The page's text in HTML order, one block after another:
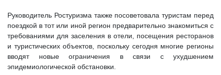
Руководитель Ростуризма также посоветовала туристам перед
поездкой в тот или иной регион предварительно знакомиться с
требованиями для заселения в отели, посещения ресторанов
и туристических объектов, поскольку сегодня многие регионы
вводят новые ограничения в связи с ухудшением
эпидемиологической обстановки.